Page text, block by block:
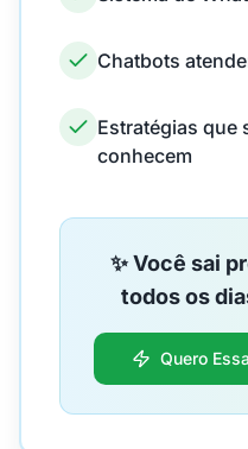
Chatbots
Estratégias que
conhecem
✨ Você sai
todos os
Quero